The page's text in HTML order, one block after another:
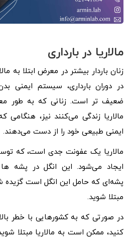
مالاریا در بارداری
زنان باردار بیشتر در معرض ابتلا به
در دوران بارداری، سیستم ایمنی
ضعیف تر است. زنانی که به طور
مالاریا زندگی می‌کنند نیز، هنگامی
ایمنی طبیعی خود را از دست می‌دهند.
مالاریا یک عفونت جدی است، که
ایجاد می‌شود. این انگل در پشه
پشه‌ای که حامل این انگل است گزیده
مبتلا شوید.
در صورتی که به کشورهایی با خطر
کنید، ممکن است به مالاریا مبتلا